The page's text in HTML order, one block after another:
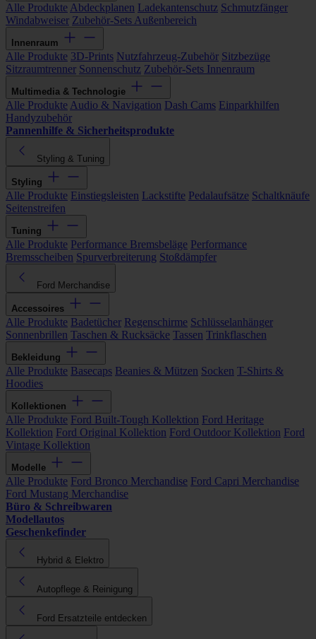
Alle Produkte Abdeckplanen Ladekantenschutz Schmutzfänger
Windabweiser Zubehör-Sets Außenbereich
Innenraum
Alle Produkte 3D-Prints Nutzfahrzeug-Zubehör Sitzbezüge
Sitzraumtrenner Sonnenschutz Zubehör-Sets Innenraum
Multimedia & Technologie
Alle Produkte Audio & Navigation Dash Cams Einparkhilfen
Handyzubehör
Pannenhilfe & Sicherheitsprodukte
Styling & Tuning
Styling
Alle Produkte Einstiegsleisten Lackstifte Pedalaufsätze Schaltknäufe
Seitenstreifen
Tuning
Alle Produkte Performance Bremsbeläge Performance
Bremsscheiben Spurverbreiterung Stoßdämpfer
Ford Merchandise
Accessoires
Alle Produkte Badetücher Regenschirme Schlüsselanhänger
Sonnenbrillen Taschen & Rucksäcke Tassen Trinkflaschen
Bekleidung
Alle Produkte Basecaps Beanies & Mützen Socken T-Shirts &
Hoodies
Kollektionen
Alle Produkte Ford Built-Tough Kollektion Ford Heritage
Kollektion Ford Original Kollektion Ford Outdoor Kollektion Ford
Vintage Kollektion
Modelle
Alle Produkte Ford Bronco Merchandise Ford Capri Merchandise
Ford Mustang Merchandise
Büro & Schreibwaren
Modellautos
Geschenkefinder
Hybrid & Elektro
Autopflege & Reinigung
Ford Ersatzteile entdecken